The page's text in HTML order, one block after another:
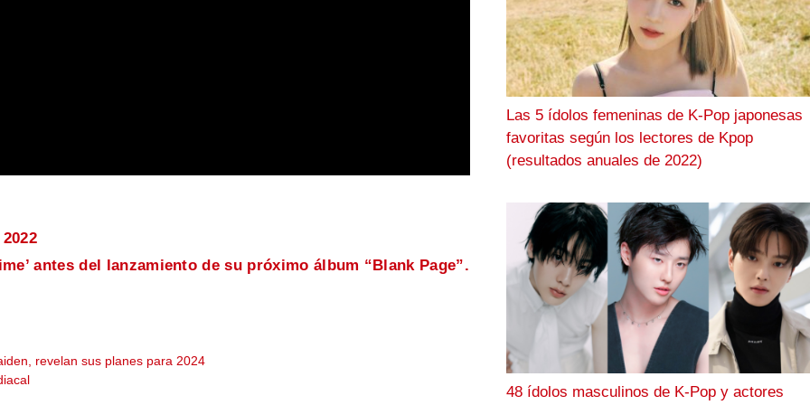
antes del lanzamiento de su próximo álbum “Blank Page”.
revelan sus planes para 2024
Las 5 ídolos femeninas de K-Pop japonesas
favoritas según los lectores de Kpop
(resultados anuales de 2022)
48 ídolos masculinos de K-Pop y actores